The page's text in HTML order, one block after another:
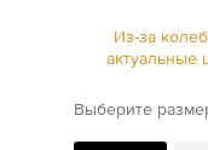
Из-за
актуальные
Выберите